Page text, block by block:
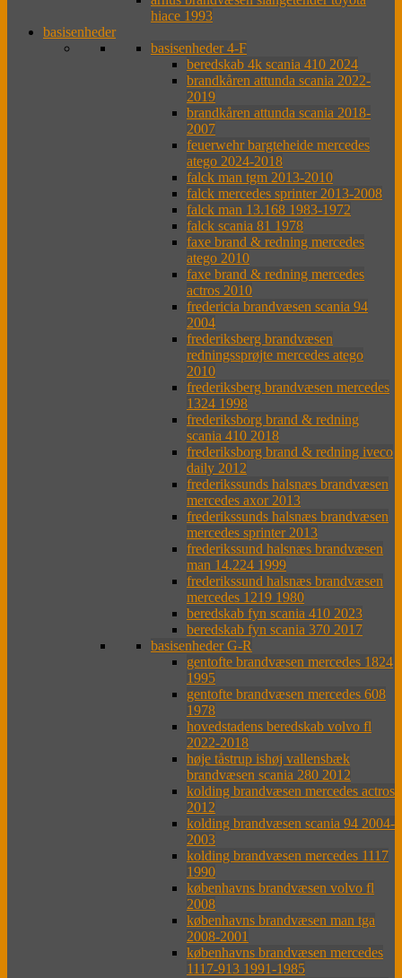
hiace 1993
basisenheder
basisenheder 4-F
beredskab 4k scania 410 2024
brandkåren attunda scania 2022-
2019
brandkåren attunda scania 2018-
2007
feuerwehr bargteheide mercedes
atego 2024-2018
falck man tgm 2013-2010
falck mercedes sprinter 2013-2008
falck man 13.168 1983-1972
falck scania 81 1978
faxe brand & redning mercedes
atego 2010
faxe brand & redning mercedes
actros 2010
fredericia brandvæsen scania 94
2004
frederiksberg brandvæsen
redningssprøjte mercedes atego
2010
frederiksberg brandvæsen mercedes
1324 1998
frederiksborg brand & redning
scania 410 2018
frederiksborg brand & redning iveco
daily 2012
frederikssunds halsnæs brandvæsen
mercedes axor 2013
frederikssunds halsnæs brandvæsen
mercedes sprinter 2013
frederikssund halsnæs brandvæsen
man 14.224 1999
frederikssund halsnæs brandvæsen
mercedes 1219 1980
beredskab fyn scania 410 2023
beredskab fyn scania 370 2017
basisenheder G-R
gentofte brandvæsen mercedes 1824
1995
gentofte brandvæsen mercedes 608
1978
hovedstadens beredskab volvo fl
2022-2018
høje tåstrup ishøj vallensbæk
brandvæsen scania 280 2012
kolding brandvæsen mercedes actros
2012
kolding brandvæsen scania 94 2004-
2003
kolding brandvæsen mercedes 1117
1990
københavns brandvæsen volvo fl
2008
københavns brandvæsen man tga
2008-2001
københavns brandvæsen mercedes
1117-913 1991-1985